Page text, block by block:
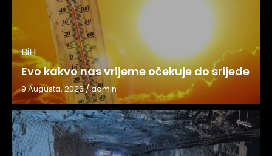
BiH
Evo kakvo nas vrijeme očekuje do srijede
9 Augusta, 2026/admin